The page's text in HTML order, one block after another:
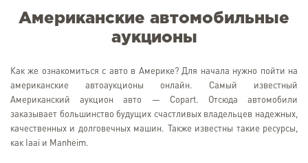
Американские автомобильные
аукционы
Как же ознакомиться с авто в Америке? Для начала нужно пойти на
американские автоаукционы онлайн. Самый известный
Американский аукцион авто — Copart. Отсюда автомобили
заказывает большинство будущих счастливых владельцев надежных,
качественных и долговечных машин. Также известны такие ресурсы,
как Iaai и Manheim.